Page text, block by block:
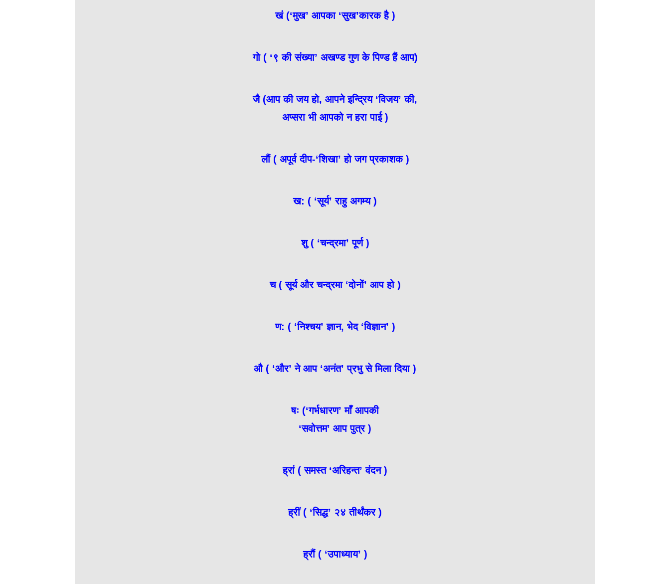
खं (‘मुख’ आपका ‘सुख’कारक है )
गो ( ‘९ की संख्या’ अखण्ड गुण के पिण्ड हैं आप)
जै (आप की जय हो, आपने इन्द्रिय ‘विजय’ की,
अप्सरा भी आपको न हरा पाई )
लौं ( अपूर्व दीप-‘शिखा’ हो जग प्रकाशक )
ख: ( ‘सूर्य’ राहु अगम्य )
शु ( ‘चन्द्रमा’ पूर्ण )
च ( सूर्य और चन्द्रमा ‘दोनों’ आप हो )
ण: ( ‘निश्चय’ ज्ञान, भेद ‘विज्ञान’ )
औ ( ‘और’ ने आप ‘अनंत’ प्रभु से मिला दिया )
षः (‘गर्भधारण’ माँ आपकी
‘सवोत्तम’ आप पुत्र )
ह्रां ( समस्त ‘अरिहन्त’ वंदन )
ह्रीं ( ‘सिद्ध’ २४ तीर्थंकर )
ह्रौं ( ‘उपाध्याय’ )